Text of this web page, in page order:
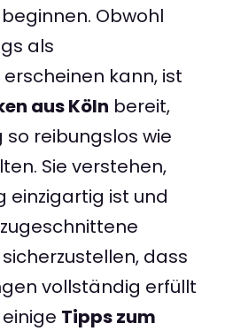
Obwohl
als
kann, ist
aus Köln bereit,
reibungslos wie
Sie verstehen,
einzigartig ist und
dass
vollständig erfüllt
Tipps zum